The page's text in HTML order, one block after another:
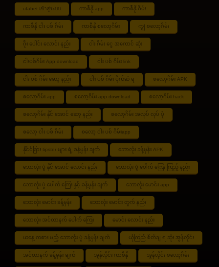
ufabet เข้าสู่ระบบ ကာစီနို app ကာစီနို ဂိမ်း
ကာစီနို ငါး ပစ် ဂိမ်း ကာစီနို စလော့ဂိမ်း ကျွဲ စလော့ဂိမ်း
ဂိုး ပေါင်း လောင်း နည်း ငါး ဂိမ်း ငွေ အကောင် ဆုံး
ငါးပစ်ဂိမ်း App download ငါး ပစ် ဂိမ်း link
ငါး ပစ် ဂိမ်း ဆော့ နည်း ငါး ပစ် ဂိမ်း ပိုက်ဆံ ရ စလော့ဂိမ်း APK
စလော့ဂိမ်း app စလော့ဂိမ်း app download စလော့ဂိမ်း hack
စလော့ဂိမ်း နိုင် အောင် ဆော့ နည်း စလော့ဂိမ်း အလုပ် လုပ် ပုံ
စလော့ ငါး ပစ် ဂိမ်း စလော့ ငါး ပစ် ဂိမ်းapp
နိုင်ငံခြား tipster များ ရဲ့ ခန့်မှန်း ချက် ဘောလုံး ခန့်မှန်း APK
ဘောလုံး ပွဲ နိုင် အောင် လောင်း နည်း ဘောလုံး ပွဲ ပေါက် ကြေး ကြည့် နည်း
ဘောလုံး ပွဲ ပေါက် ကြေး နှင့် ခန့်မှန်း ချက် ဘောလုံး မောင်း app
ဘောလုံး မောင်း ခန့်မှန်း ဘောလုံး မောင်း တွက် နည်း
ဘောလုံး အင်တာနက် ပေါက် ကြေး မောင်း လောင်း နည်း
ယနေ့ ကစား မည့် ဘောလုံး ပွဲ ခန့်မှန်း ချက် ယုံကြည် စိတ်ချ ရ ဆုံး အွန်လိုင်း
အင်တာနက် ခန့်မှန်း ချက် အွန်လိုင်း ကာစီနို အွန်လိုင်း စလော့ဂိမ်း